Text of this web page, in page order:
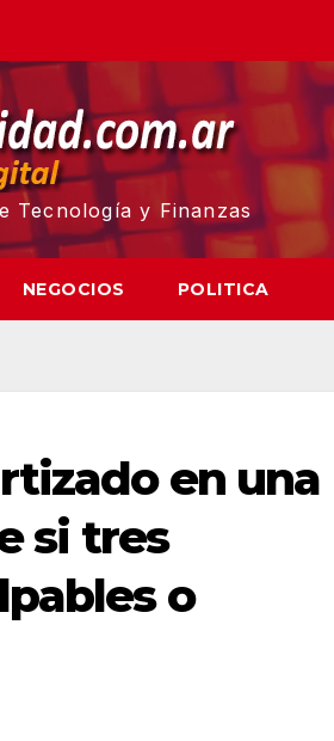
Tecnología y Finanzas
NEGOCIOS POLITICA
en una
si tres
o